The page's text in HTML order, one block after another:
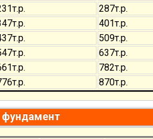
т.р. 287т.р.
т.р. 401т.р.
т.р. 509т.р.
т.р. 637т.р.
т.р. 782т.р.
т.р. 870т.р.
фундамент